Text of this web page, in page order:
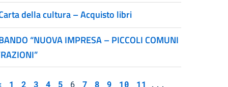
della cultura – Acquisto libri
“NUOVA IMPRESA – PICCOLI COMUNI
1 2 3 4 5 6 7 8 9 10 11
...